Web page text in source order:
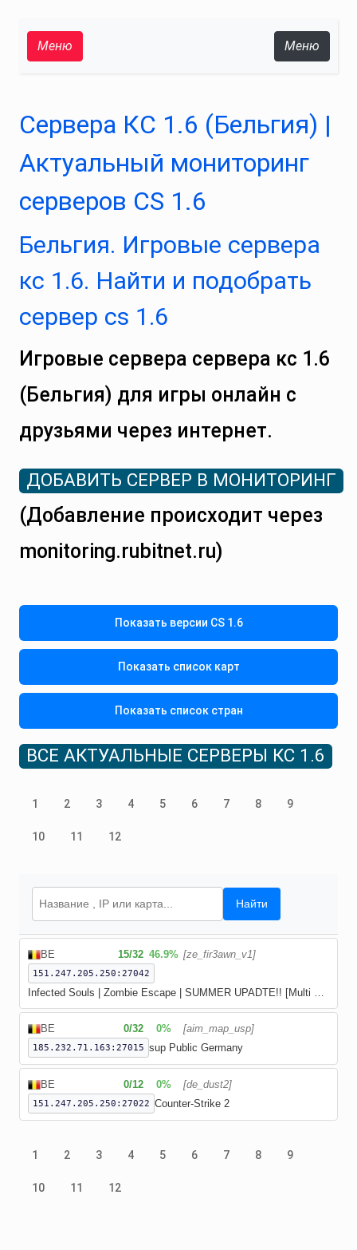
Меню Меню
Сервера КС 1.6 (Бельгия) |
Актуальный мониторинг
серверов CS 1.6
Бельгия. Игровые сервера
кс 1.6. Найти и подобрать
сервер cs 1.6
Игровые сервера сервера кс 1.6
(Бельгия) для игры онлайн с
друзьями через интернет.
ДОБАВИТЬ СЕРВЕР В МОНИТОРИНГ
(Добавление происходит через
monitoring.rubitnet.ru)
Показать версии CS 1.6
Показать список карт
Показать список стран
ВСЕ АКТУАЛЬНЫЕ СЕРВЕРЫ КС 1.6
1 2 3 4 5 6 7 8 9
10 11 12
Найти
BE 15/32 46.9% [ze_fir3awn_v1]
151.247.205.250:27042
Infected Souls | Zombie Escape | SUMMER UPADTE!! [Multi Jumps | FREEVIP | FDL]
BE 0/32 0% [aim_map_usp]
185.232.71.163:27015 sup Public Germany
BE 0/12 0% [de_dust2]
151.247.205.250:27022 Counter-Strike 2
1 2 3 4 5 6 7 8 9
10 11 12